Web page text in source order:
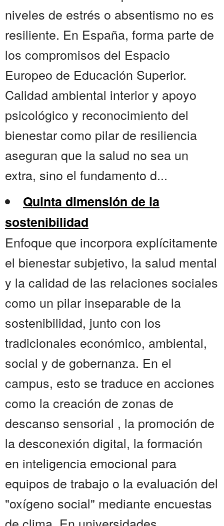
niveles de estrés o absentismo no es
resiliente. En España, forma parte de
los compromisos del Espacio
Europeo de Educación Superior.
Calidad ambiental interior y apoyo
psicológico y reconocimiento del
bienestar como pilar de resiliencia
aseguran que la salud no sea un
extra, sino el fundamento d...
Quinta dimensión de la
sostenibilidad
Enfoque que incorpora explícitamente
el bienestar subjetivo, la salud mental
y la calidad de las relaciones sociales
como un pilar inseparable de la
sostenibilidad, junto con los
tradicionales económico, ambiental,
social y de gobernanza. En el
campus, esto se traduce en acciones
como la creación de zonas de
descanso sensorial , la promoción de
la desconexión digital, la formación
en inteligencia emocional para
equipos de trabajo o la evaluación del
"oxígeno social" mediante encuestas